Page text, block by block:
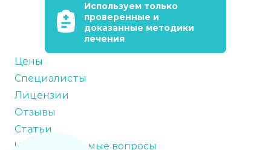
Используем только
проверенные и
доказанные методики
лечения
Цены
Специалисты
Лицензии
Отзывы
Статьи
Часто задаваемые вопросы